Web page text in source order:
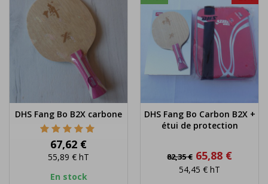
DHS Fang Bo B2X carbone
Prix
67,62 €
55,89 € hT
En stock
DHS Fang Bo Carbon B2X +
étui de protection
Prix
de
base
82,35 € Prix
65,88 €
54,45 € hT